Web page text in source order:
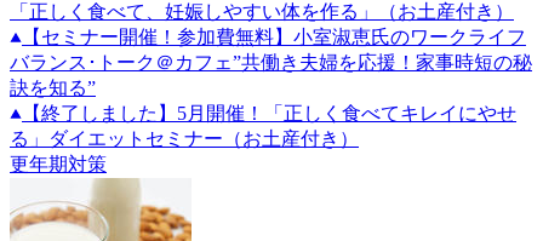
「正しく食べて、妊娠しやすい体を作る」（お土産付き）
【セミナー開催！参加費無料】小室淑恵氏のワークライフ
バランス･トーク＠カフェ”共働き夫婦を応援！家事時短の秘
訣を知る”
【終了しました】5月開催！「正しく食べてキレイにやせ
る」ダイエットセミナー（お土産付き）
更年期対策